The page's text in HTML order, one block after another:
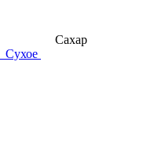
Сахар
Сухое